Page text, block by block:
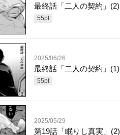
最終話「二人の契約」(2)
55pt
2025/06/26
最終話「二人の契約」(1)
55pt
2025/05/29
第19話「眠りし真実」(2)